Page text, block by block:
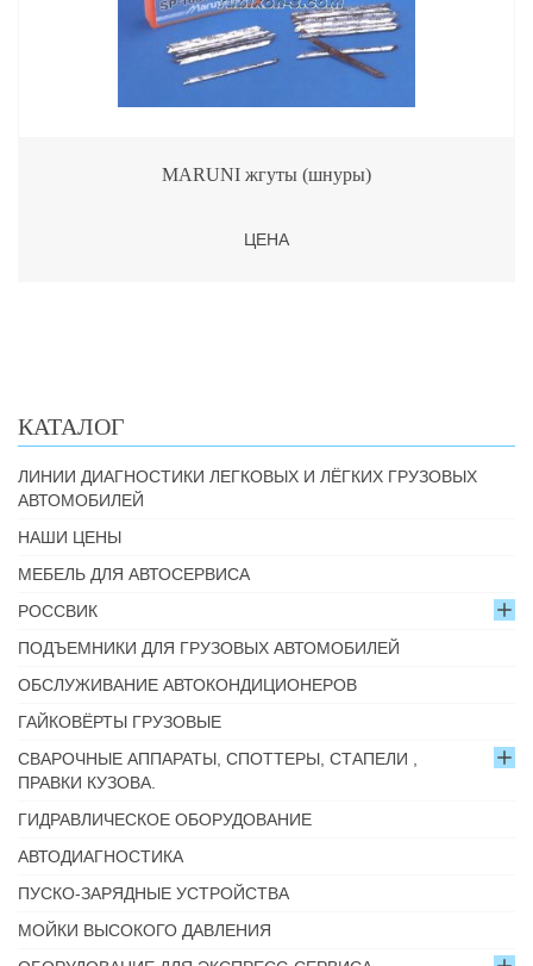
MARUNI жгуты (шнуры)
ЦЕНА
КАТАЛОГ
ЛИНИИ ДИАГНОСТИКИ ЛЕГКОВЫХ И ЛЁГКИХ ГРУЗОВЫХ
АВТОМОБИЛЕЙ
НАШИ ЦЕНЫ
МЕБЕЛЬ ДЛЯ АВТОСЕРВИСА
РОССВИК
ПОДЪЕМНИКИ ДЛЯ ГРУЗОВЫХ АВТОМОБИЛЕЙ
ОБСЛУЖИВАНИЕ АВТОКОНДИЦИОНЕРОВ
ГАЙКОВЁРТЫ ГРУЗОВЫЕ
СВАРОЧНЫЕ АППАРАТЫ, СПОТТЕРЫ, СТАПЕЛИ ,
ПРАВКИ КУЗОВА.
ГИДРАВЛИЧЕСКОЕ ОБОРУДОВАНИЕ
АВТОДИАГНОСТИКА
ПУСКО-ЗАРЯДНЫЕ УСТРОЙСТВА
МОЙКИ ВЫСОКОГО ДАВЛЕНИЯ